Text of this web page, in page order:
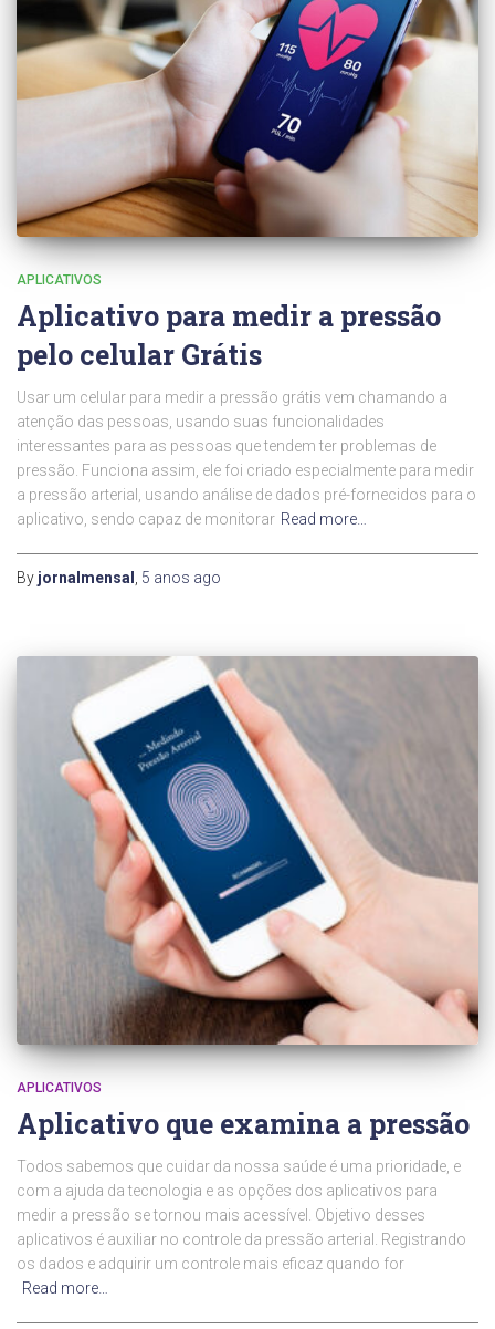
APLICATIVOS
Aplicativo para medir a pressão
pelo celular Grátis
Usar um celular para medir a pressão grátis vem chamando a
atenção das pessoas, usando suas funcionalidades
interessantes para as pessoas que tendem ter problemas de
pressão. Funciona assim, ele foi criado especialmente para medir
a pressão arterial, usando análise de dados pré-fornecidos para o
aplicativo, sendo capaz de monitorar Read more…
By jornalmensal 5 anos ago
APLICATIVOS
Aplicativo que examina a pressão
Todos sabemos que cuidar da nossa saúde é uma prioridade, e
com a ajuda da tecnologia e as opções dos aplicativos para
medir a pressão se tornou mais acessível. Objetivo desses
aplicativos é auxiliar no controle da pressão arterial. Registrando
os dados e adquirir um controle mais eficaz quando for
Read more…